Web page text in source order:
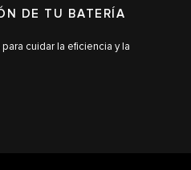
DE TU BATERÍA
cuidar la eficiencia y la